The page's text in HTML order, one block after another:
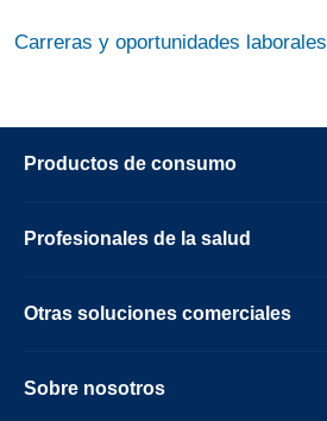
Carreras y oportunidades laborales
Productos de consumo
Profesionales de la salud
Otras soluciones comerciales
Sobre nosotros